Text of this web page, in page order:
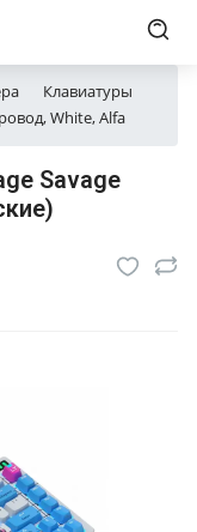
Клавиатуры
White, Alfa
Savage